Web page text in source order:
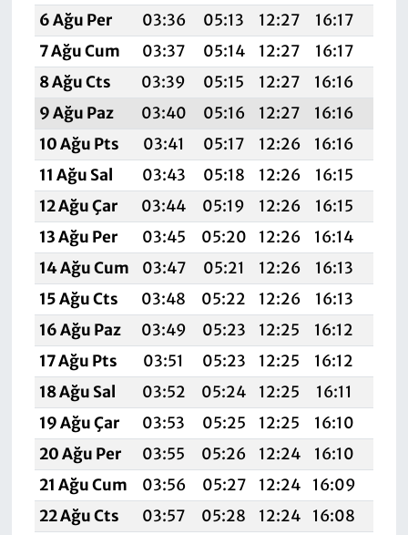
6 Ağu Per
03:36 05:13 12:27 16:17
7 Ağu Cum
03:37 05:14 12:27 16:17
8 Ağu Cts
03:39 05:15 12:27 16:16
9 Ağu Paz
03:40 05:16 12:27 16:16
10 Ağu Pts
03:41 05:17 12:26 16:16
11 Ağu Sal
03:43 05:18 12:26 16:15
12 Ağu Çar
03:44 05:19 12:26 16:15
13 Ağu Per
03:45 05:20 12:26 16:14
14 Ağu Cum
03:47 05:21 12:26 16:13
15 Ağu Cts
03:48 05:22 12:26 16:13
16 Ağu Paz
03:49 05:23 12:25 16:12
17 Ağu Pts
03:51 05:23 12:25 16:12
18 Ağu Sal
03:52 05:24 12:25 16:11
19 Ağu Çar
03:53 05:25 12:25 16:10
20 Ağu Per
03:55 05:26 12:24 16:10
21 Ağu Cum
03:56 05:27 12:24 16:09
22 Ağu Cts
03:57 05:28 12:24 16:08